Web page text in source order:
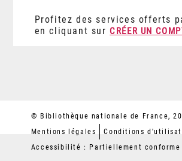
Profitez des services offerts
en cliquant sur CRÉER UN
© Bibliothèque nationale de France,
Mentions légales
Conditions
Accessibilité : Partiellement conforme